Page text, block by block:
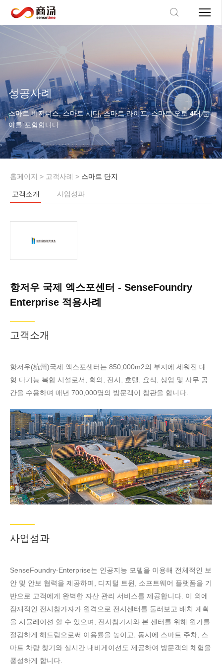
성공사례
스마트 비지니스, 스마트 시티, 스마트 라이프, 스마트 오토 4대 분
야를 포함합니다.
홈페이지 > 고객사례 > 스마트 단지
고객소개 사업성과
항저우(杭州)국
지에 세워진 대형
다기능 복합 시설
로서, 회의, 전시,
및 사무 공간을
문객이 참관을 합
니다.
항저우 국제 엑스포센터 - SenseFoundry
Enterprise 적용사례
고객소개
항저우(杭州)국제 엑스포센터는 850,000m2의 부지에 세워진 대
형 다기능 복합 시설로서, 회의, 전시, 호텔, 요식, 상업 및 사무 공
간을 수용하며 매년 700,000명의 방문객이 참관을 합니다.
사업성과
SenseFoundry-Enterprise는 인공지능 모델을 이용해 전체적인 보
안 및 안보 협력을 제공하며, 디지털 트윈, 소프트웨어 플랫폼을 기
반으로 고객에게 완벽한 자산 관리 서비스를 제공합니다. 이 외에
잠재적인 전시참가자가 원격으로 전시센터를 둘러보고 배치 계획
을 시뮬레이션 할 수 있으며, 전시참가자와 본 센터를 위해 원가를
절감하게 해드림으로써 이용률을 높이고, 동시에 스마트 주차, 스
마트 차량 찾기와 실시간 내비게이션도 제공하여 방문객의 체험을
풍성하게 합니다.